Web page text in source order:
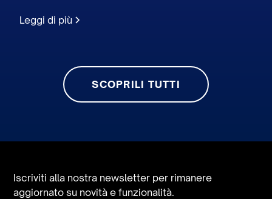
Leggi di più
SCOPRILI TUTTI
Iscriviti alla nostra newsletter per rimanere
aggiornato su novità e funzionalità.